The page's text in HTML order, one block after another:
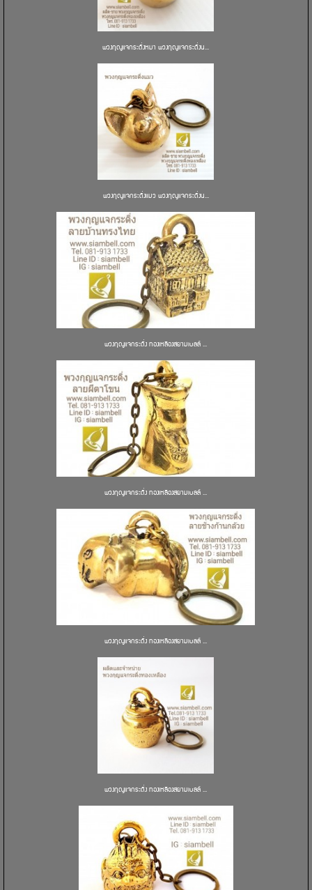
พวงกุญแจกระดิ่งหมา พวงกุญแจกระดิ่งน...
พวงกุญแจกระดิ่งแมว พวงกุญแจกระดิ่งน...
พวงกุญแจกระดิ่ง ทองเหลืองสยามเบลล์ ...
พวงกุญแจกระดิ่ง ทองเหลืองสยามเบลล์ ...
พวงกุญแจกระดิ่ง ทองเหลืองสยามเบลล์ ...
พวงกุญแจกระดิ่ง ทองเหลืองสยามเบลล์ ...